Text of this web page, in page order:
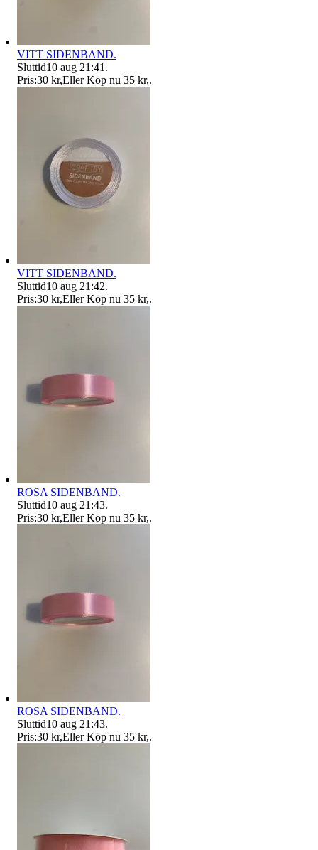
VITT SIDENBAND.
Sluttid10 aug 21:41 .
Pris:30 kr,Eller Köp nu 35 kr,.
VITT SIDENBAND.
Sluttid10 aug 21:42.
Pris:30 kr,Eller Köp nu 35 kr,.
ROSA SIDENBAND.
Sluttid10 aug 21:43.
Pris:30 kr,Eller Köp nu 35 kr,.
ROSA SIDENBAND.
Sluttid10 aug 21:43.
Pris:30 kr,Eller Köp nu 35 kr,.